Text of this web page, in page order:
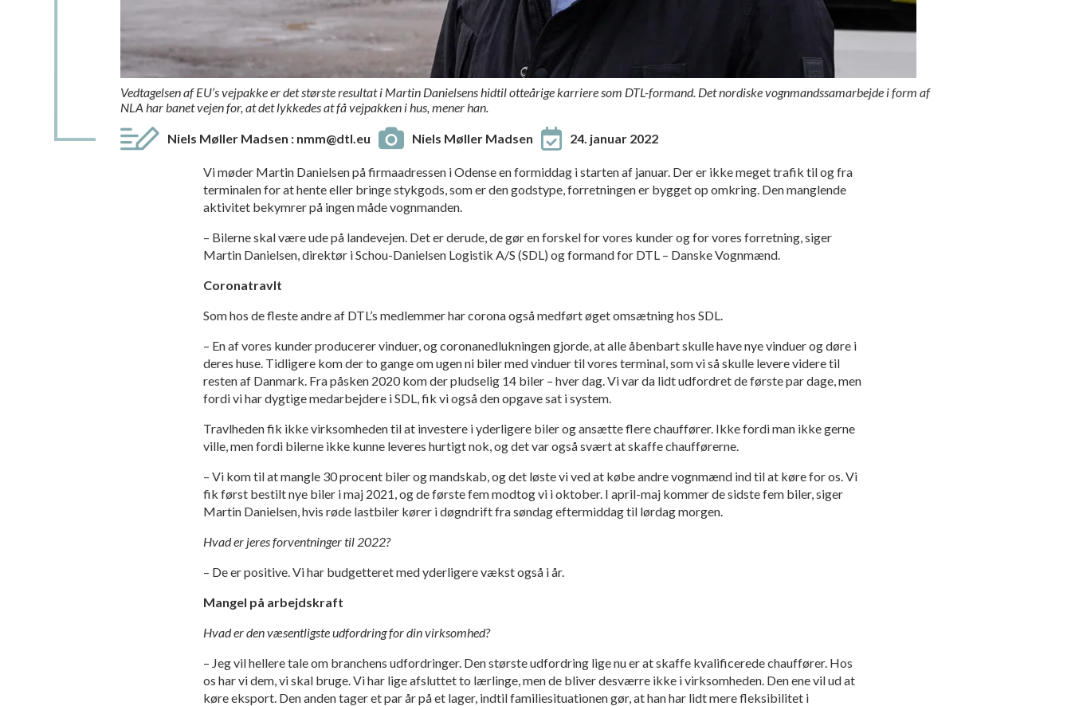
Vedtagelsen af EU’s vejpakke er det største resultat i Martin Danielsens hidtil otteårige karriere som DTL-formand. Det nordiske vognmandssamarbejde i form af
NLA har banet vejen for, at det lykkedes at få vejpakken i hus, mener han.
Niels Møller Madsen : nmm@dtl.eu Niels Møller Madsen 24. januar 2022
Vi møder Martin Danielsen på firmaadressen i Odense en formiddag i starten af januar. Der er ikke meget trafik til og fra
terminalen for at hente eller bringe stykgods, som er den godstype, forretningen er bygget op omkring. Den manglende
aktivitet bekymrer på ingen måde vognmanden.
– Bilerne skal være ude på landevejen. Det er derude, de gør en forskel for vores kunder og for vores forretning, siger
Martin Danielsen, direktør i Schou-Danielsen Logistik A/S (SDL) og formand for DTL – Danske Vognmænd.
Coronatravlt
Som hos de fleste andre af DTL’s medlemmer har corona også medført øget omsætning hos SDL.
– En af vores kunder producerer vinduer, og coronanedlukningen gjorde, at alle åbenbart skulle have nye vinduer og døre i
deres huse. Tidligere kom der to gange om ugen ni biler med vinduer til vores terminal, som vi så skulle levere videre til
resten af Danmark. Fra påsken 2020 kom der pludselig 14 biler – hver dag. Vi var da lidt udfordret de første par dage, men
fordi vi har dygtige medarbejdere i SDL, fik vi også den opgave sat i system.
Travlheden fik ikke virksomheden til at investere i yderligere biler og ansætte flere chauffører. Ikke fordi man ikke gerne
ville, men fordi bilerne ikke kunne leveres hurtigt nok, og det var også svært at skaffe chaufførerne.
– Vi kom til at mangle 30 procent biler og mandskab, og det løste vi ved at købe andre vognmænd ind til at køre for os. Vi
fik først bestilt nye biler i maj 2021, og de første fem modtog vi i oktober. I april-maj kommer de sidste fem biler, siger
Martin Danielsen, hvis røde lastbiler kører i døgndrift fra søndag eftermiddag til lørdag morgen.
Hvad er jeres forventninger til 2022?
– De er positive. Vi har budgetteret med yderligere vækst også i år.
Mangel på arbejdskraft
Hvad er den væsentligste udfordring for din virksomhed?
– Jeg vil hellere tale om branchens udfordringer. Den største udfordring lige nu er at skaffe kvalificerede chauffører. Hos
os har vi dem, vi skal bruge. Vi har lige afsluttet to lærlinge, men de bliver desværre ikke i virksomheden. Den ene vil ud at
køre eksport. Den anden tager et par år på et lager, indtil familiesituationen gør, at han har lidt mere fleksibilitet i